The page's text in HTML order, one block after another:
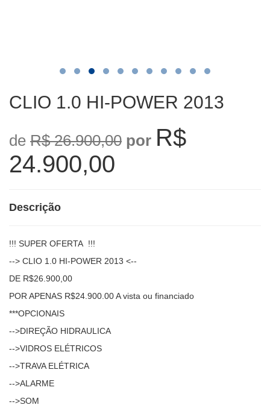
CLIO 1.0 HI-POWER 2013
de R$ 26.900,00 por R$
24.900,00
Descrição
!!! SUPER OFERTA !!!
--> CLIO 1.0 HI-POWER 2013 <--
DE R$26.900,00
POR APENAS R$24.900.00 A vista ou financiado
***OPCIONAIS
-->DIREÇÃO HIDRAULICA
-->VIDROS ELÉTRICOS
-->TRAVA ELÉTRICA
-->ALARME
-->SOM